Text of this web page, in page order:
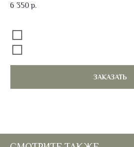
6 350 р.
ЗАКАЗАТЬ